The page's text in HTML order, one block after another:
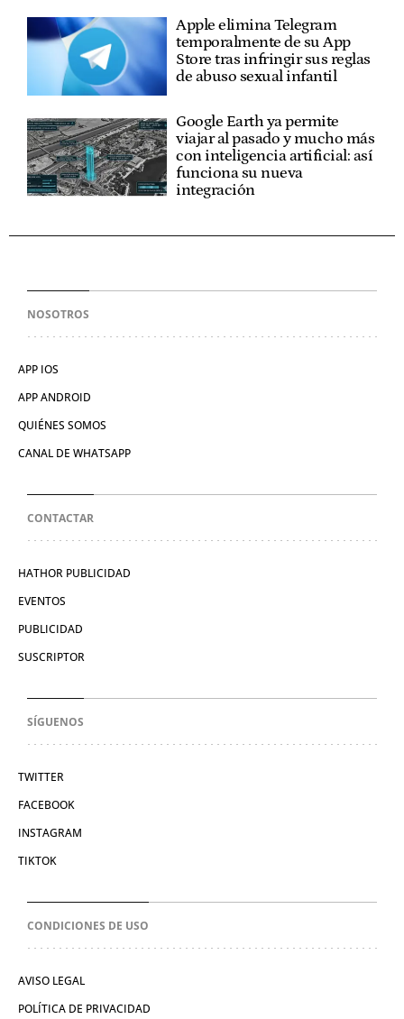
Apple elimina Telegram
temporalmente de su App
Store tras infringir sus reglas
de abuso sexual infantil
Google Earth ya permite
viajar al pasado y mucho más
con inteligencia artificial: así
funciona su nueva
integración
NOSOTROS
APP IOS
APP ANDROID
QUIÉNES SOMOS
CANAL DE WHATSAPP
CONTACTAR
HATHOR PUBLICIDAD
EVENTOS
PUBLICIDAD
SUSCRIPTOR
SÍGUENOS
TWITTER
FACEBOOK
INSTAGRAM
TIKTOK
CONDICIONES DE USO
AVISO LEGAL
POLÍTICA DE PRIVACIDAD